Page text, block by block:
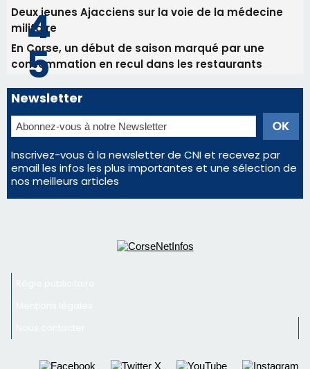
Inscrivez-vous à la newsletter de CNI et recevez par
email les infos les plus importantes et une sélection de
nos meilleurs articles
Régie publicitaire
Mentions légales
Nous contacter